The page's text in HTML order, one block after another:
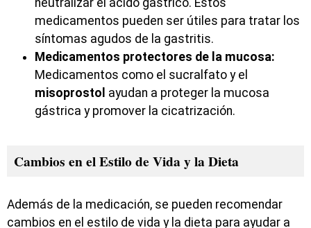
medicamentos pueden ser útiles para tratar los
síntomas agudos de la gastritis.
Medicamentos protectores de la mucosa:
Medicamentos como el sucralfato y el
misoprostol ayudan a proteger la mucosa
gástrica y promover la cicatrización.
Cambios en el Estilo de Vida y la Dieta
Además de la medicación, se pueden recomendar
cambios en el estilo de vida y la dieta para ayudar a